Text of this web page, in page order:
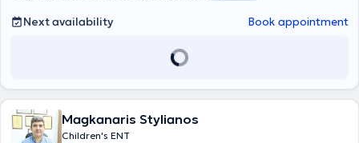
Next availability Book appointment
Magkanaris Stylianos
Children's ENT